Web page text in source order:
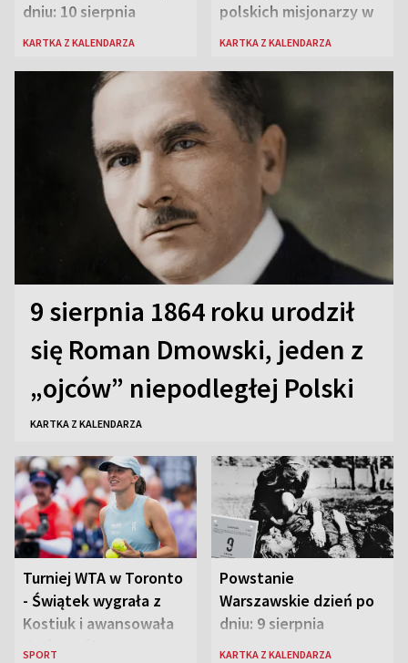
dniu: 10 sierpnia
KARTKA Z KALENDARZA
polskich misjonarzy w
Peru
KARTKA Z KALENDARZA
9 sierpnia 1864 roku urodził
się Roman Dmowski, jeden z
„ojców” niepodległej Polski
KARTKA Z KALENDARZA
Turniej WTA w Toronto
- Świątek wygrała z
Kostiuk i awansowała
do ćwierćfinału
SPORT
Powstanie
Warszawskie dzień po
dniu: 9 sierpnia
KARTKA Z KALENDARZA